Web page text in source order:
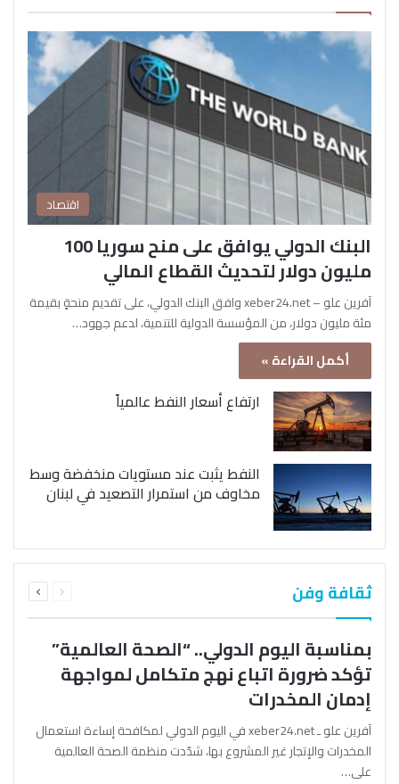
اقتصاد
البنك الدولي يوافق على منح سوريا 100
مليون دولار لتحديث القطاع المالي
آفرين علو – xeber24.net وافق البنك الدولي، على تقديم منحةٍ بقيمة
مئة مليون دولار، من المؤسسة الدولية للتنمية، لدعم جهود…
أكمل القراءة »
ارتفاع أسعار النفط عالمياً
النفط يثبت عند مستويات منخفضة وسط
مخاوف من استمرار التصعيد في لبنان
ثقافة وفن الصفحةالصفحة
بمناسبة اليوم الدولي.. “الصحة العالمية”
تؤكد ضرورة اتباع نهج متكامل لمواجهة
إدمان المخدرات
آفرين علو ـ xeber24.net في اليوم الدولي لمكافحة إساءة استعمال
المخدرات والإتجار غير المشروع بها، شدّدت منظمة الصحة العالمية
على…